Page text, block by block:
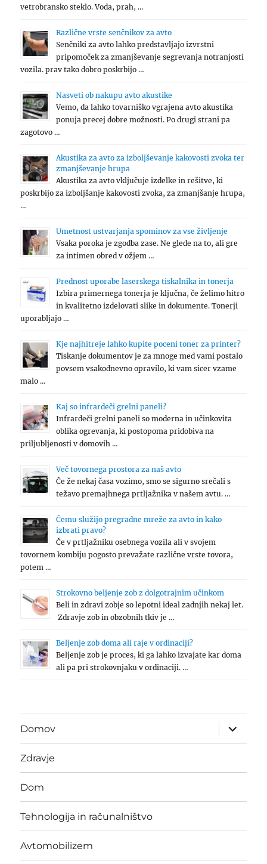
vetrobransko steklo. Voda, prah, …
Različne vrste senčnikov za avto
Senčniki za avto lahko predstavljajo izvrstni
pripomoček za zmanjševanje segrevanja notranjosti
vozila. prav tako dobro poskrbijo …
Nasveti ob nakupu avto akustike
Vemo, da lahko tovarniško vgrajena avto akustika
ponuja precej dobre možnosti. Po drugi strani pa
zagotovo …
Akustika za avto za izboljševanje kakovosti zvoka ter
zmanjševanje hrupa
Akustika za avto vključuje izdelke in rešitve, ki
poskrbijo za izboljšanje kakovosti zvoka, za zmanjšanje hrupa,
…
Umetnost ustvarjanja spominov za vse življenje
Vsaka poroka je zgodba zase. Ne glede na to, ali gre
za intimen obred v ožjem …
Prednost uporabe laserskega tiskalnika in tonerja
Izbira primernega tonerja je ključna, če želimo hitro
in kvalitetno izdelovati slike in dokumente. Tonerji
uporabljajo …
Kje najhitreje lahko kupite poceni toner za printer?
Tiskanje dokumentov je za mnoge med vami postalo
povsem vsakodnevno opravilo, ki vam sicer vzame
malo …
Kaj so infrardeči grelni paneli?
Infrardeči grelni paneli so moderna in učinkovita
oblika ogrevanja, ki postopoma pridobiva na
priljubljenosti v domovih …
Več tovornega prostora za naš avto
Če že nekaj časa vozimo, smo se sigurno srečali s
težavo premajhnega prtljažnika v našem avtu. …
Čemu služijo pregradne mreže za avto in kako
izbrati pravo?
Če v prtljažniku osebnega vozila ali v svojem
tovornem kombiju pogosto prevažate različne vrste tovora,
potem …
Strokovno beljenje zob z dolgotrajnim učinkom
Beli in zdravi zobje so lepotni ideal zadnjih nekaj let.
Zdravje zob in obzobnih tkiv je …
Beljenje zob doma ali raje v ordinaciji?
Beljenje zob je proces, ki ga lahko izvajate kar doma
ali pa pri strokovnjaku v ordinaciji. …
Domov
expand
child
menu
Zdravje
Dom
Tehnologija in računalništvo
Avtomobilizem